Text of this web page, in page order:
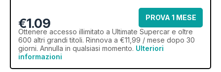
€1.09
PROVA 1 MESE
Ottenere accesso illimitato a Ultimate Supercar e oltre
600 altri grandi titoli. Rinnova a €11,99 / mese dopo 30
giorni. Annulla in qualsiasi momento. Ulteriori
informazioni